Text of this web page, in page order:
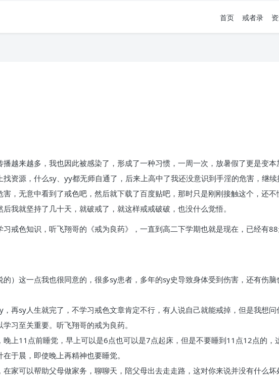
首页 戒者录
越来越多，我也因此被感染了，形成了一种习惯，一周一次，放暑假了更是变
资源，什么sy、yy都无师自通了，后来上高中了我还没意识到手淫的危害，继
，无意中看到了戒色吧，然后就下载了百度贴吧，那时只是刚刚接触这个，还
我就坚持了几十天，就破戒了，就这样戒戒破破，也没什么觉悟。
戒色知识，听飞翔哥的《戒为良药》，一直到高二下学期也就是现在，已经有
）这一点我也很同意的，很多sy患者，多年的sy史导致身体受到伤害，还有伤
再sy人生就完了，不学习戒色文章肯定不行，有人说自己就能戒掉，但是我想
习至关重要。听飞翔哥的戒为良药。
上11点前睡觉，早上可以是6点也可以是7点起床，但是不要睡到11点12点的，
于晨，即使晚上再精神也要睡觉。
家可以帮助父母做家务，聊聊天，陪父母出去走走路，这对你来说并没有什么坏